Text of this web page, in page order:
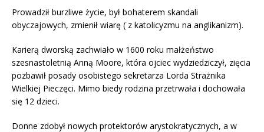
Prowadził burzliwe życie, był bohaterem skandali
obyczajowych, zmienił wiarę ( z katolicyzmu na anglikanizm).
Karierą dworską zachwiało w 1600 roku małżeństwo
szesnastoletnią Anną Moore, która ojciec wydziedziczył, zięcia
pozbawił posady osobistego sekretarza Lorda Strażnika
Wielkiej Pieczęci. Mimo biedy rodzina przetrwała i dochowała
się 12 dzieci.
Donne zdobył nowych protektorów arystokratycznych, a w